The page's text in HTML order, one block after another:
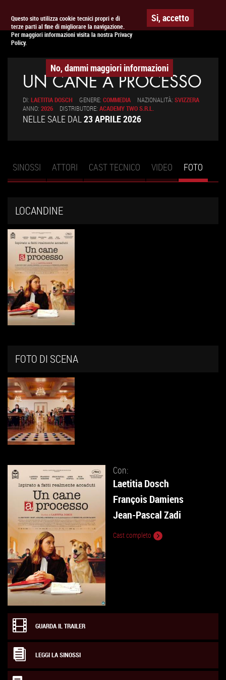
Questo sito utilizza cookie tecnici propri e di
terze parti al fine di migliorare la navigazione.
Per maggiori informazioni visita la nostra Privacy
Policy.
Si, accetto
No, dammi maggiori informazioni
APPUNTAMENTO AL CINEMA
UN CANE A PROCESSO
DI: LAETITIA DOSCH GENERE: COMMEDIA NAZIONALITÀ: SVIZZERA
ANNO: 2026 DISTRIBUTORE: ACADEMY TWO S.R.L.
NELLE SALE DAL23 APRILE 2026
Schede primarie
SINOSSI ATTORI CAST TECNICO VIDEO FOTO
LOCANDINE
FOTO DI SCENA
Con:
Laetitia Dosch
François Damiens
Jean-Pascal Zadi
Cast completo
GUARDA IL TRAILER
LEGGI LA SINOSSI